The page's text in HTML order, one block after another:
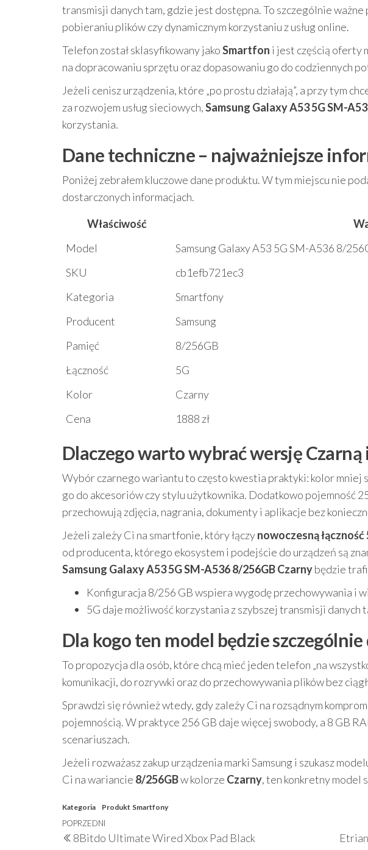
transmisji danych tam, gdzie jest dostępna. To szczególnie
pobieraniu plików czy dynamicznym korzystaniu z usług online.
Telefon został sklasyfikowany jakoSmartfon i jest częścią oferty
na dopracowaniu sprzętu oraz dopasowaniu go do codziennych
Jeżeli cenisz urządzenia, które „po prostu działają”, a przy tym
za rozwojem usług sieciowych,Samsung Galaxy A53 5G SM-
korzystania.
Dane techniczne – najważniejsze
Poniżej zebrałem kluczowe dane produktu. W tym miejscu nie
dostarczonych informacjach.
Właściwość
Model
Samsung Galaxy A53 5G SM-A536 8/
SKU
cb1efb721ec3
Kategoria
Smartfony
Producent
Samsung
Pamięć
8/256GB
Łączność
5G
Kolor
Czarny
Cena
1888 zł
Dlaczego warto wybrać wersję Czarną
Wybór czarnego wariantu to często kwestia praktyki: kolor mniej
go do akcesoriów czy stylu użytkownika. Dodatkowo pojemność
przechowują zdjęcia, nagrania, dokumenty i aplikacje bez
Jeżeli zależy Ci na smartfonie, który łączynowoczesną łączność
od producenta, którego ekosystem i podejście do urządzeń są
Samsung Galaxy A53 5G SM-A536 8/256GB Czarnybędzie
Konfiguracja 8/256 GB wspiera wygodę przechowywania i
5G daje możliwość korzystania z szybszej transmisji danych
Dla kogo ten model będzie
To propozycja dla osób, które chcą mieć jeden telefon „na
komunikacji, do rozrywki oraz do przechowywania plików bez
Sprawdzi się również wtedy, gdy zależy Ci na rozsądnym
pojemnością. W praktyce 256 GB daje więcej swobody, a 8 GB
scenariuszach.
Jeżeli rozważasz zakup urządzenia marki Samsung i szukasz
Ci na wariancie 8/256GBw kolorze Czarny, ten konkretny model
Kategoria Produkt Smartfony
Nawigacja
Poprzedni
wpis
POPRZEDNI
8Bitdo Ultimate Wired Xbox Pad Black